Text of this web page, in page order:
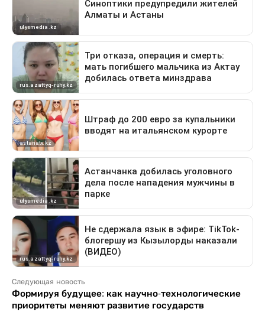
Следующая новость
Формируя будущее: как научно-технологические
приоритеты меняют развитие государств